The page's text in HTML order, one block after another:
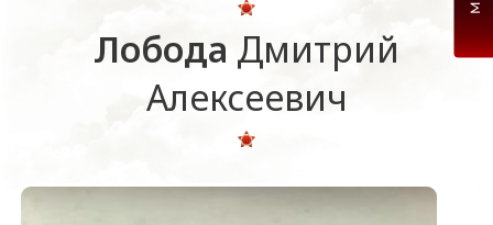
Лобода Дмитрий
Алексеевич